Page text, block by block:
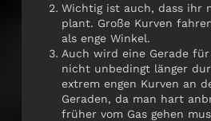
Wichtig ist auch, dass ihr
plant. Große Kurven
als enge Winkel.
Auch wird eine Gerade
nicht unbedingt länger
extrem engen Kurven an
Geraden, da man hart
früher vom Gas gehen